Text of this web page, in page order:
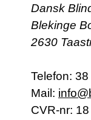
Dansk
Blekinge
2630
Telefon: 38
Mail:
CVR-nr: